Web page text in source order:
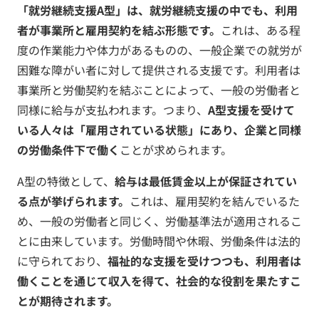
「就労継続支援A型」は、就労継続支援の中でも、利用
者が事業所と雇用契約を結ぶ形態です。 これは、ある程
度の作業能力や体力があるものの、一般企業での就労が
困難な障がい者に対して提供される支援です。利用者は
事業所と労働契約を結ぶことによって、一般の労働者と
同様に給与が支払われます。つまり、 A型支援を受けて
いる人々は「雇用されている状態」にあり、企業と同様
の労働条件下で働く ことが求められます。
A型の特徴として、 給与は最低賃金以上が保証されてい
る点が挙げられます。 これは、雇用契約を結んでいるた
め、一般の労働者と同じく、労働基準法が適用されるこ
とに由来しています。労働時間や休暇、労働条件は法的
に守られており、 福祉的な支援を受けつつも、利用者は
働くことを通じて収入を得て、社会的な役割を果たすこ
とが期待されます。